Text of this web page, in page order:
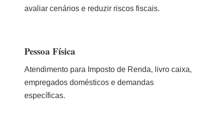
avaliar cenários e reduzir riscos fiscais.
Pessoa Física
Atendimento para Imposto de Renda, livro caixa,
empregados domésticos e demandas
específicas.